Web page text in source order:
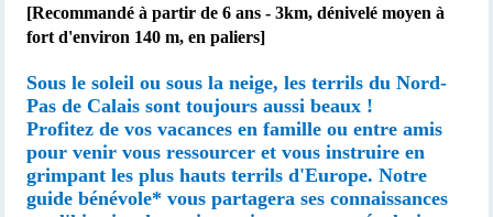
[Recommandé à partir de 6 ans -3km,dénivelé moyen à
fort d'environ 140 m, en paliers]
Sous le soleil ou sous la neige, les terrils du Nord-
Pas de Calais sont toujours aussi beaux !
Profitez de vos vacances en famille ou entre amis
pour venir vous ressourcer et vous instruire en
grimpant les plus hauts terrils d'Europe. Notre
guide bénévole* vous partagera ses connaissances